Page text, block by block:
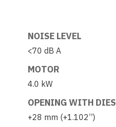
NOISE LEVEL
<70 dB A
MOTOR
4.0 kW
OPENING WITH DIES
+28 mm (+1.102”)